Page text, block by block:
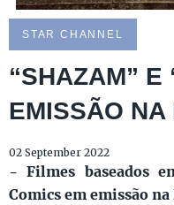
STAR CHANNEL
“SHAZAM” E
EMISSÃO NA
02 September 2022
- Filmes baseados
Comics em emissão na